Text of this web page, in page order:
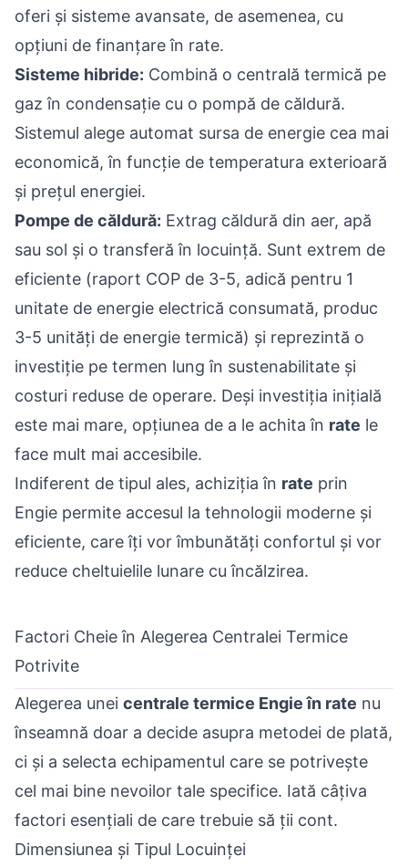
oferi și sisteme avansate, de asemenea, cu
opțiuni de finanțare în rate.
Sisteme hibride: Combină o centrală termică pe
gaz în condensație cu o pompă de căldură.
Sistemul alege automat sursa de energie cea mai
economică, în funcție de temperatura exterioară
și prețul energiei.
Pompe de căldură: Extrag căldură din aer, apă
sau sol și o transferă în locuință. Sunt extrem de
eficiente (raport COP de 3-5, adică pentru 1
unitate de energie electrică consumată, produc
3-5 unități de energie termică) și reprezintă o
investiție pe termen lung în sustenabilitate și
costuri reduse de operare. Deși investiția inițială
este mai mare, opțiunea de a le achita în rate le
face mult mai accesibile.
Indiferent de tipul ales, achiziția în rate prin
Engie permite accesul la tehnologii moderne și
eficiente, care îți vor îmbunătăți confortul și vor
reduce cheltuielile lunare cu încălzirea.
Factori Cheie în Alegerea Centralei Termice
Potrivite
Alegerea unei centrale termice Engie în rate nu
înseamnă doar a decide asupra metodei de plată,
ci și a selecta echipamentul care se potrivește
cel mai bine nevoilor tale specifice. Iată câțiva
factori esențiali de care trebuie să ții cont.
Dimensiunea și Tipul Locuinței